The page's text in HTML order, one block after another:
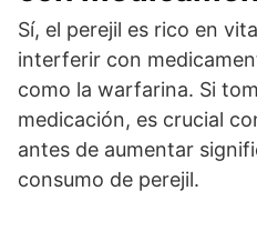
Sí, el perejil es rico en
interferir con
como la warfarina. Si
medicación, es crucial
antes de aumentar
consumo de perejil.